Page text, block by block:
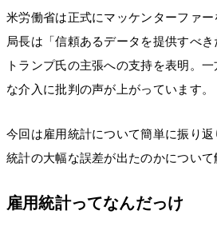
米労働省は正式にマッケンターファ
局長は「信頼あるデータを提供すべき
トランプ氏の主張への支持を表明。
な介入に批判の声が上がっています。
今回は雇用統計について簡単に振り
統計の大幅な誤差が出たのかについて
雇用統計ってなんだっけ